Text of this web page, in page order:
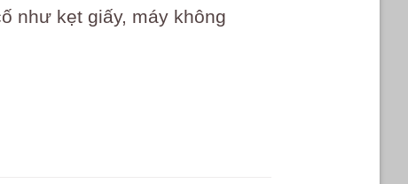
như kẹt giấy, máy không